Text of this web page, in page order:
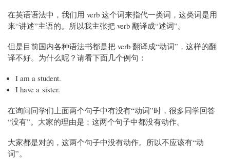
在英语语法中，我们用 verb 这个词来指代一类词，这类词是用
来“讲述”主语的。所以我主张把 verb 翻译成“述词”。
但是目前国内各种语法书都是把 verb 翻译成“动词”，这样的翻
译不好。为什么呢？请看下面几个例句：
I am a student.
I have a sister.
在询问同学们上面两个句子中有没有“动词”时，很多同学回答
“没有”。大家的理由是：这两个句子中都没有动作。
大家都是对的，这两个句子中没有动作。所以不应该有“动
词”。